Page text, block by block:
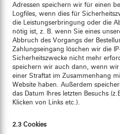
Adressen speichern wir für einen
Logfiles, wenn dies für
die Leistungserbringung oder die
nötig ist, z. B. wenn Sie eines
Abbruch des Vorgangs der
Zahlungseingang löschen wir die
Sicherheitszwecke nicht mehr
speichern wir auch dann, wenn
einer Straftat im Zusammenhang
Website haben. Außerdem
das Datum Ihres letzten Besuchs
Klicken von Links etc.).
2.3 Cookies